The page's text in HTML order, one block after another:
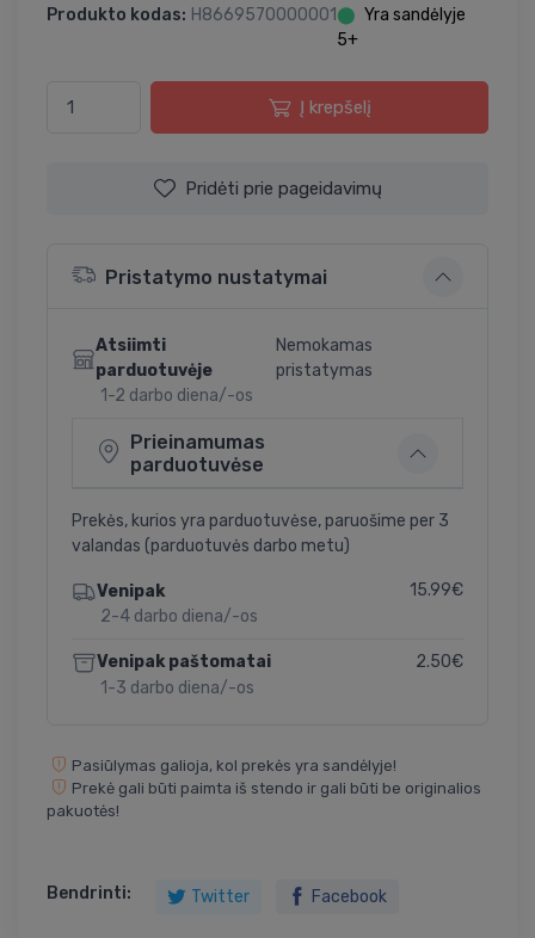
Produkto kodas: H8669570000001⬤ Yra sandėlyje
5+
Į krepšelį
Pridėti prie pageidavimų
Pristatymo nustatymai
Atsiimti
parduotuvėje
1-2 darbo diena/-os
Nemokamas
pristatymas
Prieinamumas
parduotuvėse
Prekės, kurios yra parduotuvėse, paruošime per 3
valandas (parduotuvės darbo metu)
Venipak
2-4 darbo diena/-os
15.99€
Venipak paštomatai
1-3 darbo diena/-os
2.50€
Pasiūlymas galioja, kol prekės yra sandėlyje!
Prekė gali būti paimta iš stendo ir gali būti be originalios
pakuotės!
Bendrinti: Twitter Facebook